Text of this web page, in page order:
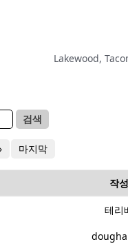
Lakewood,
검색
마지막
작
테리